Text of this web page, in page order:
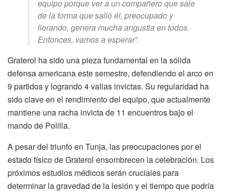
equipo porque ver a un compañero que sale
de la forma que salió él, preocupado y
llorando, genera mucha angustia en todos.
Entonces, vamos a esperar”.
Graterol ha sido una pieza fundamental en la sólida
defensa americana este semestre, defendiendo el arco en
9 partidos y logrando 4 vallas invictas. Su regularidad ha
sido clave en el rendimiento del equipo, que actualmente
mantiene una racha invicta de 11 encuentros bajo el
mando de Polilla.
A pesar del triunfo en Tunja, las preocupaciones por el
estado físico de Graterol ensombrecen la celebración. Los
próximos estudios médicos serán cruciales para
determinar la gravedad de la lesión y el tiempo que podría